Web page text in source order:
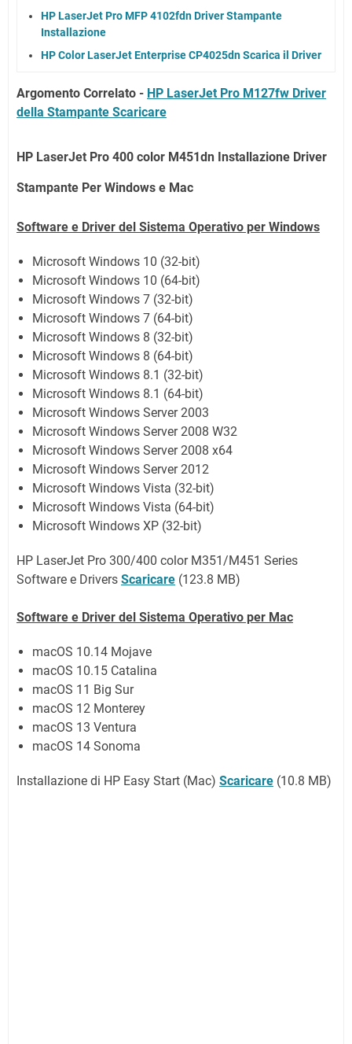
HP LaserJet Pro MFP 4102fdn Driver Stampante
Installazione
HP Color LaserJet Enterprise CP4025dn Scarica il Driver
Argomento Correlato - HP LaserJet Pro M127fw Driver
della Stampante Scaricare
HP LaserJet Pro 400 color M451dn Installazione Driver
Stampante Per Windows e Mac
Software e Driver del Sistema Operativo per Windows
Microsoft Windows 10 (32-bit)
Microsoft Windows 10 (64-bit)
Microsoft Windows 7 (32-bit)
Microsoft Windows 7 (64-bit)
Microsoft Windows 8 (32-bit)
Microsoft Windows 8 (64-bit)
Microsoft Windows 8.1 (32-bit)
Microsoft Windows 8.1 (64-bit)
Microsoft Windows Server 2003
Microsoft Windows Server 2008 W32
Microsoft Windows Server 2008 x64
Microsoft Windows Server 2012
Microsoft Windows Vista (32-bit)
Microsoft Windows Vista (64-bit)
Microsoft Windows XP (32-bit)
HP LaserJet Pro 300/400 color M351/M451 Series
Software e Drivers Scaricare (123.8 MB)
Software e Driver del Sistema Operativo per Mac
macOS 10.14 Mojave
macOS 10.15 Catalina
macOS 11 Big Sur
macOS 12 Monterey
macOS 13 Ventura
macOS 14 Sonoma
Installazione di HP Easy Start (Mac) Scaricare (10.8 MB)